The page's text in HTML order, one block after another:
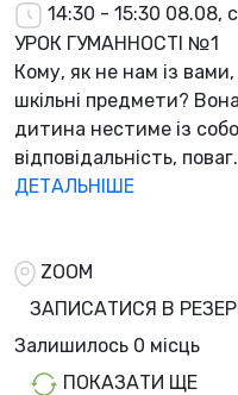
14:30 - 15:30 08.08,
УРОК ГУМАННОСТІ №1
Кому, як не нам із
шкільні предмети?
дитина нестиме із
відповідальність,
ДЕТАЛЬНІШЕ
ZOOM
ЗАПИСАТИСЯ В
Залишилось 0 місць
ПОКАЗАТИ ЩЕ